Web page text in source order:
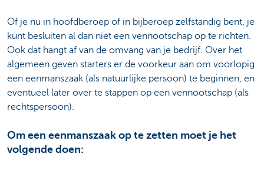
Of je nu in hoofdberoep of in bijberoep zelfstandig bent, je
kunt besluiten al dan niet een vennootschap op te richten.
Ook dat hangt af van de omvang van je bedrijf. Over het
algemeen geven starters er de voorkeur aan om voorlopig
een eenmanszaak (als natuurlijke persoon) te beginnen, en
eventueel later over te stappen op een vennootschap (als
rechtspersoon).
Om een eenmanszaak op te zetten moet je het
volgende doen: